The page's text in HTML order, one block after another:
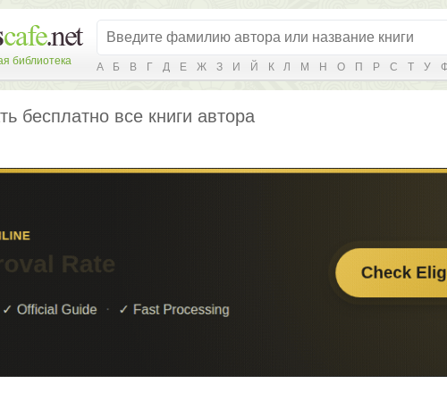
библиотека А Б В Г Д Е Ж З И Й К Л М Н О П Р С Т У
бесплатно все книги автора